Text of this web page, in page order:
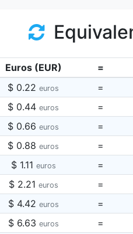
Euros (EUR) =
$ 0.22 euros =
$ 0.44 euros =
$ 0.66 euros =
$ 0.88 euros =
$ 1.11 euros =
$ 2.21 euros =
$ 4.42 euros =
$ 6.63 euros =